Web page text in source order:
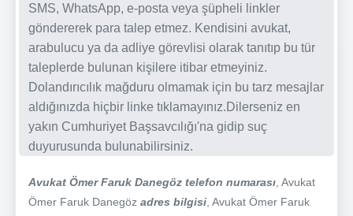
SMS, WhatsApp, e-posta veya şüpheli linkler
göndererek para talep etmez. Kendisini avukat,
arabulucu ya da adliye görevlisi olarak tanıtıp bu tür
taleplerde bulunan kişilere itibar etmeyiniz.
Dolandırıcılık mağduru olmamak için bu tarz mesajlar
aldığınızda hiçbir linke tıklamayınız.Dilerseniz en
yakın Cumhuriyet Başsavcılığı'na gidip suç
duyurusunda bulunabilirsiniz.
Avukat Ömer Faruk Danegöz telefon numarası , Avukat
Ömer Faruk Danegöz adres bilgisi , Avukat Ömer Faruk